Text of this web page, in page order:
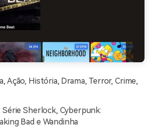
Ação, História, Drama, Terror, Crime,
Série Sherlock, Cyberpunk:
Bad e Wandinha